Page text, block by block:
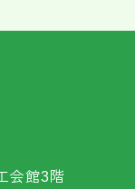
会館3階